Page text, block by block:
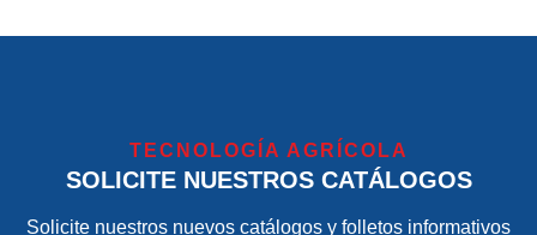
TECNOLOGÍA AGRÍCOLA
SOLICITE NUESTROS CATÁLOGOS
Solicite nuestros nuevos catálogos y folletos informativos